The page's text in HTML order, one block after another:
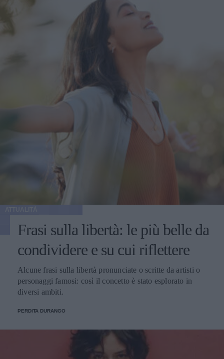
Frasi sulla libertà: le più belle da
condividere e su cui riflettere
Alcune frasi sulla libertà pronunciate o scritte da artisti o
personaggi famosi: così il concetto è stato esplorato in
diversi ambiti.
PERDITA DURANGO